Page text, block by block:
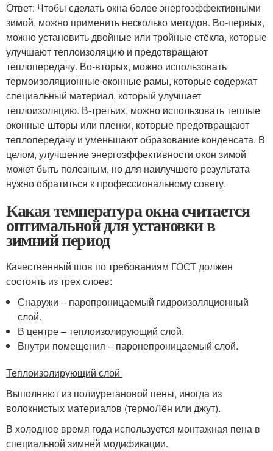
Ответ: Чтобы сделать окна более энергоэффективными
зимой, можно применить несколько методов. Во-первых,
можно установить двойные или тройные стёкла, которые
улучшают теплоизоляцию и предотвращают
теплопередачу. Во-вторых, можно использовать
термоизоляционные оконные рамы, которые содержат
специальный материал, который улучшает
теплоизоляцию. В-третьих, можно использовать теплые
оконные шторы или пленки, которые предотвращают
теплопередачу и уменьшают образование конденсата. В
целом, улучшение энергоэффективности окон зимой
может быть полезным, но для наилучшего результата
нужно обратиться к профессиональному совету.
Какая температура окна считается
оптимальной для установки в
зимний период
Качественный шов по требованиям ГОСТ должен
состоять из трех слоев:
Снаружи – паропроницаемый гидроизоляционный
слой.
В центре – теплоизолирующий слой.
Внутри помещения – паронепроницаемый слой.
Теплоизолирующий слой
Выполняют из полиуретановой пены, иногда из
волокнистых материалов (термоЛён или джут).
В холодное время года используется монтажная пена в
специальной зимней модификации.